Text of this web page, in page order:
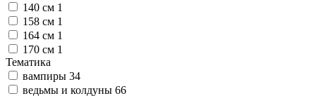
140 см 1
158 см 1
164 см 1
170 см 1
Тематика
вампиры 34
ведьмы и колдуны 66